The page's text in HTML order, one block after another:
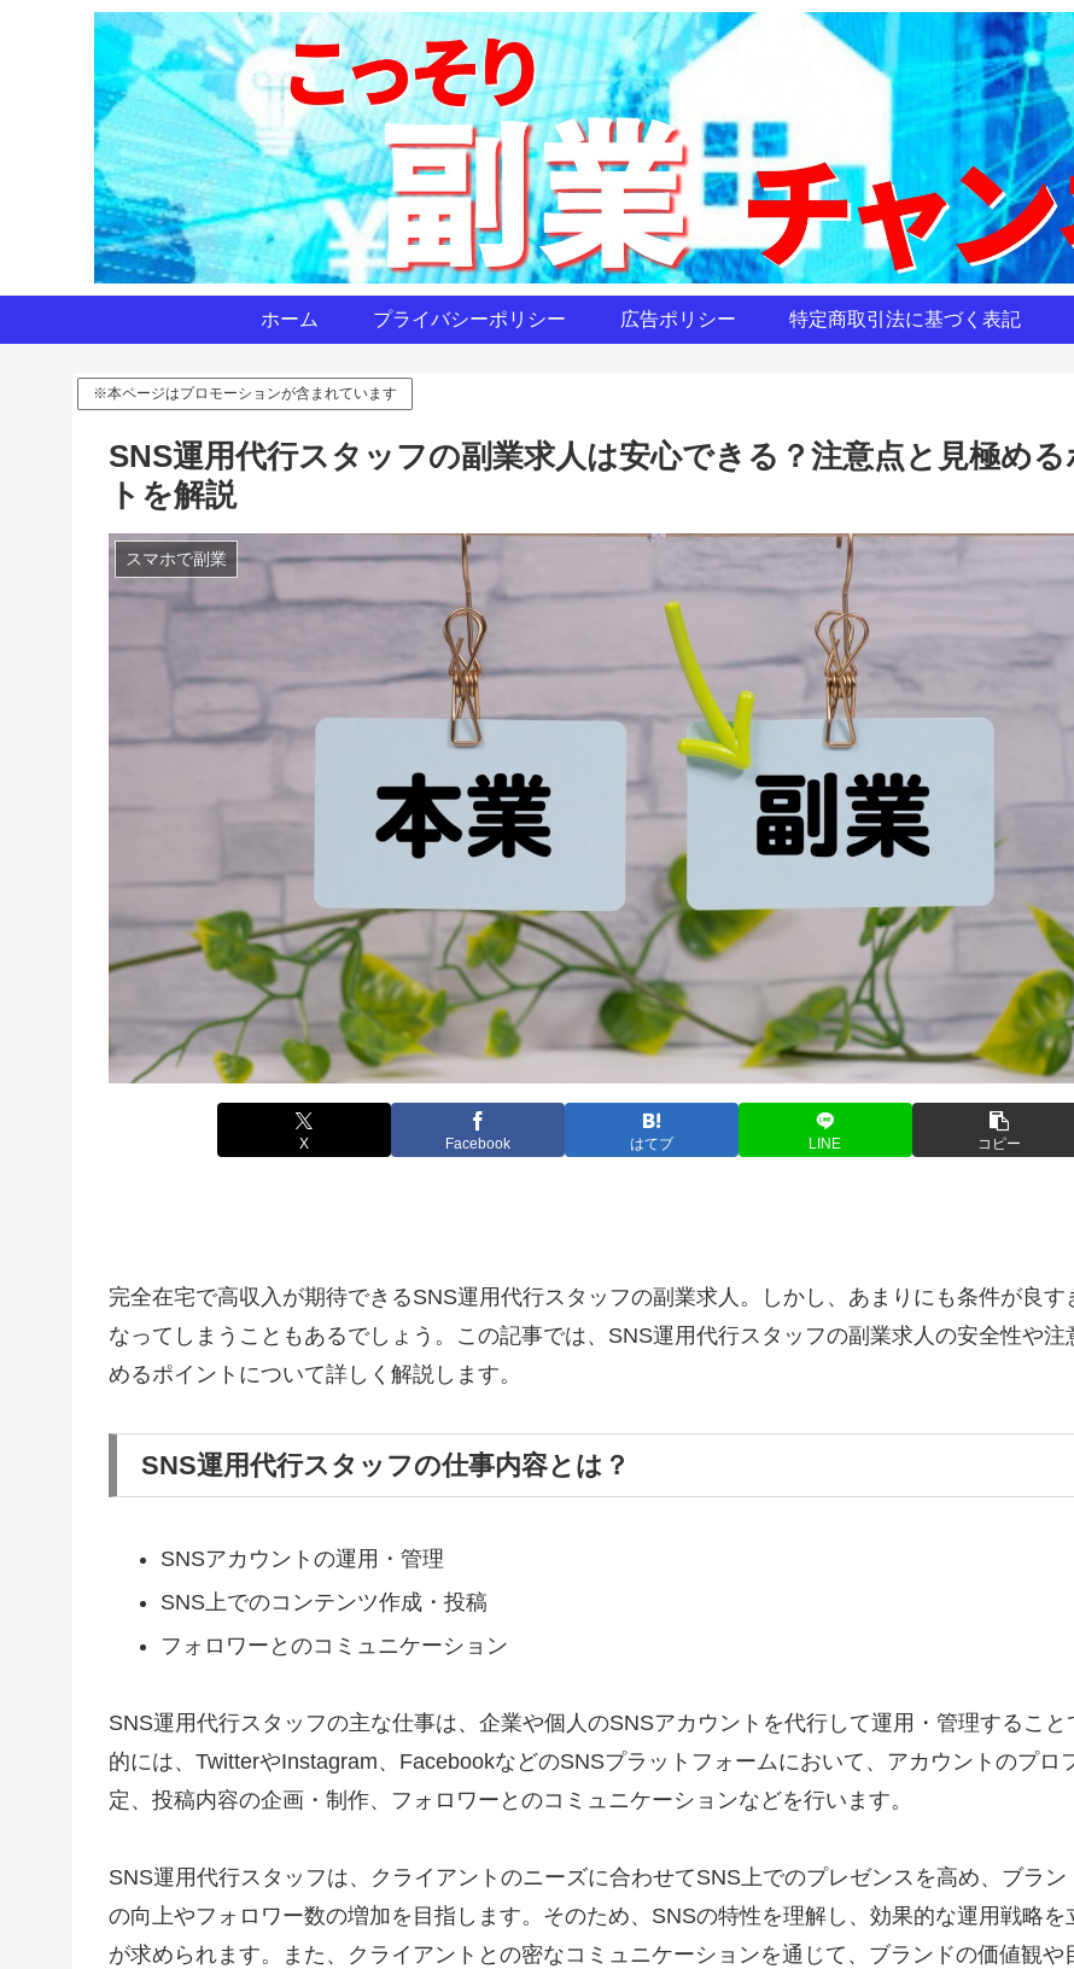
ホーム プライバシーポリシー 広告ポリシー 特定商取引法に基づく表記
※本ページはプロモーションが含まれています
SNS運用代行スタッフの副業求人は安心できる？注意点と見極める
トを解説
スマホで副業
X Facebook はてブ LINE コピー
完全在宅で高収入が期待できるSNS運用代行スタッフの副業求人。しかし、あまりにも条件が良す
なってしまうこともあるでしょう。この記事では、SNS運用代行スタッフの副業求人の安全性や注
めるポイントについて詳しく解説します。
SNS運用代行スタッフの仕事内容とは？
SNSアカウントの運用・管理
SNS上でのコンテンツ作成・投稿
フォロワーとのコミュニケーション
SNS運用代行スタッフの主な仕事は、企業や個人のSNSアカウントを代行して運用・管理すること
的には、TwitterやInstagram、FacebookなどのSNSプラットフォームにおいて、アカウントのプロ
定、投稿内容の企画・制作、フォロワーとのコミュニケーションなどを行います。
SNS運用代行スタッフは、クライアントのニーズに合わせてSNS上でのプレゼンスを高め、ブラン
の向上やフォロワー数の増加を目指します。そのため、SNSの特性を理解し、効果的な運用戦略を
が求められます。また、クライアントとの密なコミュニケーションを通じて、ブランドの価値観や